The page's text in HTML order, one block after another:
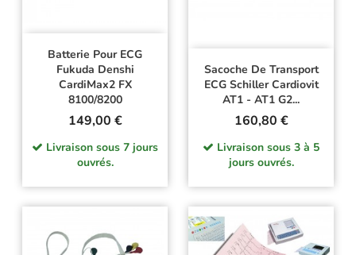
Batterie Pour ECG
Fukuda Denshi
CardiMax2 FX
8100/8200
Prix
149,00 €
Livraison sous 7 jours
ouvrés.
Sacoche De Transport
ECG Schiller Cardiovit
AT1 - AT1 G2...
Prix
160,80 €
Livraison sous 3 à 5
jours ouvrés.